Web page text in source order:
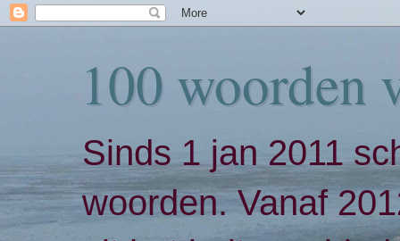
100 woorden
Sinds 1 jan 2011
woorden. Vanaf